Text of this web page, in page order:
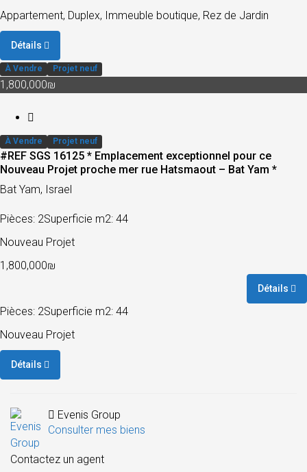
Appartement, Duplex, Immeuble boutique, Rez de Jardin
Détails
À Vendre Projet neuf
1,800,000₪
À Vendre Projet neuf
#REF SGS 16125 * Emplacement exceptionnel pour ce
Nouveau Projet proche mer rue Hatsmaout – Bat Yam *
Bat Yam, Israel
Pièces: 2Superficie m2: 44
Nouveau Projet
1,800,000₪
Détails
Pièces: 2Superficie m2: 44
Nouveau Projet
Détails
Evenis Group
Consulter mes biens
Contactez un agent